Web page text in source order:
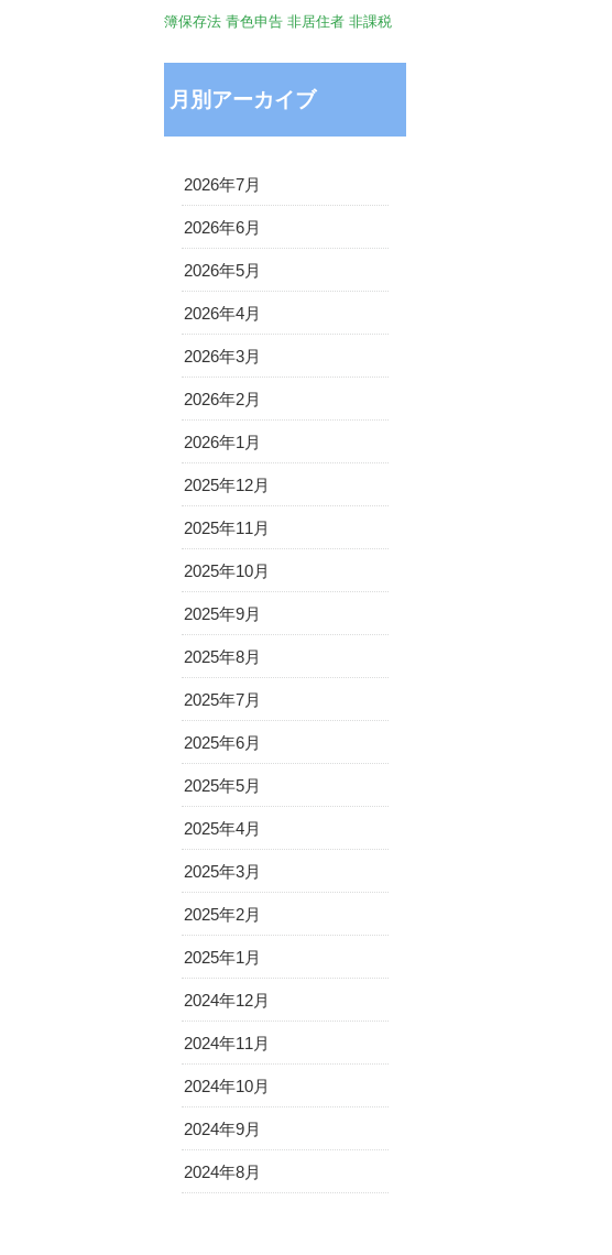
簿保存法 青色申告 非居住者 非課税
月別アーカイブ
2026年7月
2026年6月
2026年5月
2026年4月
2026年3月
2026年2月
2026年1月
2025年12月
2025年11月
2025年10月
2025年9月
2025年8月
2025年7月
2025年6月
2025年5月
2025年4月
2025年3月
2025年2月
2025年1月
2024年12月
2024年11月
2024年10月
2024年9月
2024年8月